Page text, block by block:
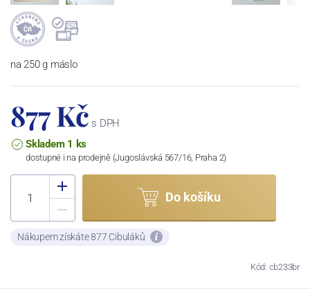
na 250 g máslo
877 Kč s DPH
Skladem 1 ks
dostupné i na prodejně (Jugoslávská 567/16, Praha 2)
Do košíku
Nákupem získáte 877 Cibuláků
Kód: cb233br